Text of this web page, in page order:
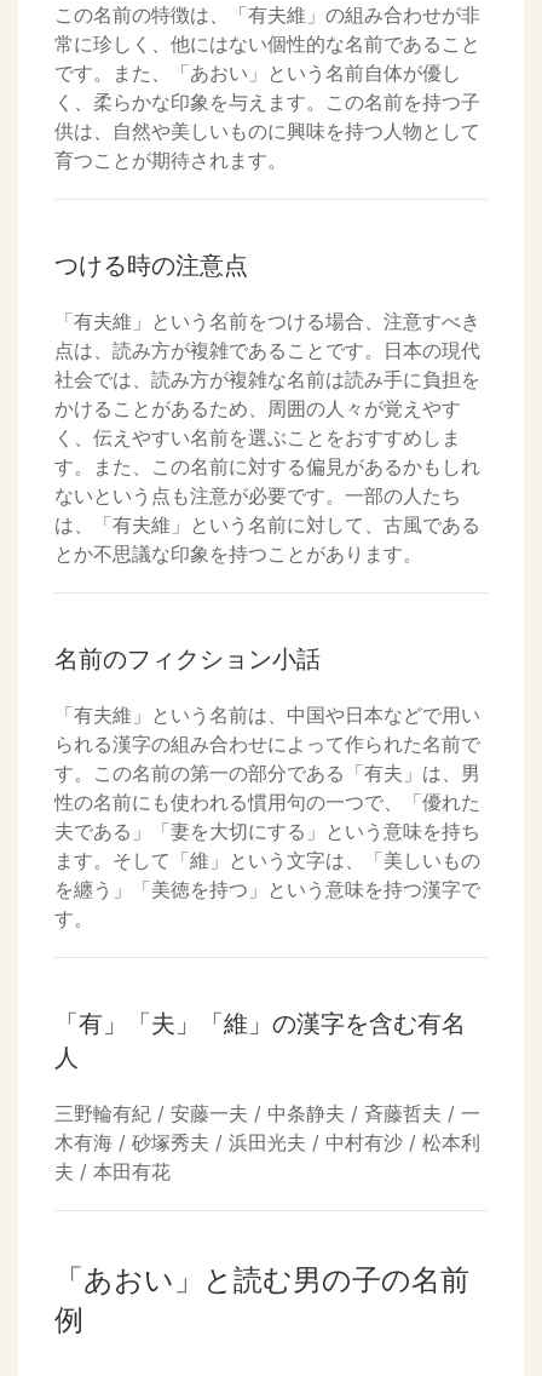
この名前の特徴は、「有夫維」の組み合わせが非
常に珍しく、他にはない個性的な名前であること
です。また、「あおい」という名前自体が優し
く、柔らかな印象を与えます。この名前を持つ子
供は、自然や美しいものに興味を持つ人物として
育つことが期待されます。
つける時の注意点
「有夫維」という名前をつける場合、注意すべき
点は、読み方が複雑であることです。日本の現代
社会では、読み方が複雑な名前は読み手に負担を
かけることがあるため、周囲の人々が覚えやす
く、伝えやすい名前を選ぶことをおすすめしま
す。また、この名前に対する偏見があるかもしれ
ないという点も注意が必要です。一部の人たち
は、「有夫維」という名前に対して、古風である
とか不思議な印象を持つことがあります。
名前のフィクション小話
「有夫維」という名前は、中国や日本などで用い
られる漢字の組み合わせによって作られた名前で
す。この名前の第一の部分である「有夫」は、男
性の名前にも使われる慣用句の一つで、「優れた
夫である」「妻を大切にする」という意味を持ち
ます。そして「維」という文字は、「美しいもの
を纏う」「美徳を持つ」という意味を持つ漢字で
す。
「有」「夫」「維」の漢字を含む有名
人
三野輪有紀 / 安藤一夫 / 中条静夫 / 斉藤哲夫 / 一
木有海 / 砂塚秀夫 / 浜田光夫 / 中村有沙 / 松本利
夫 / 本田有花
「あおい」と読む男の子の名前
例